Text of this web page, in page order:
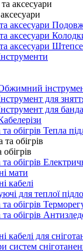
аксесуари
для
для
Тепла
та обігрів
мати
кабелі
для теплої
кабелі для
систем